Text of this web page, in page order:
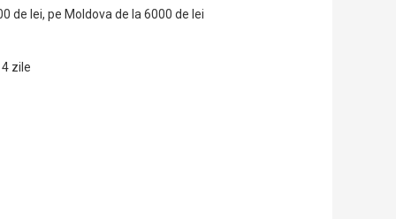
de lei, pe Moldova de la 6000 de lei
zile